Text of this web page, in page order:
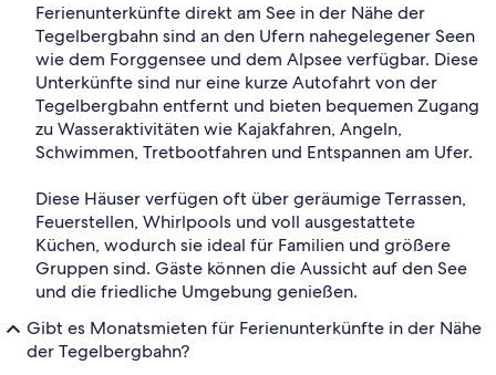
Ferienunterkünfte direkt am See in der Nähe der
Tegelbergbahn sind an den Ufern nahegelegener Seen
wie dem Forggensee und dem Alpsee verfügbar. Diese
Unterkünfte sind nur eine kurze Autofahrt von der
Tegelbergbahn entfernt und bieten bequemen Zugang
zu Wasseraktivitäten wie Kajakfahren, Angeln,
Schwimmen, Tretbootfahren und Entspannen am Ufer.
Diese Häuser verfügen oft über geräumige Terrassen,
Feuerstellen, Whirlpools und voll ausgestattete
Küchen, wodurch sie ideal für Familien und größere
Gruppen sind. Gäste können die Aussicht auf den See
und die friedliche Umgebung genießen.
Gibt es Monatsmieten für Ferienunterkünfte in der Nähe
der Tegelbergbahn?